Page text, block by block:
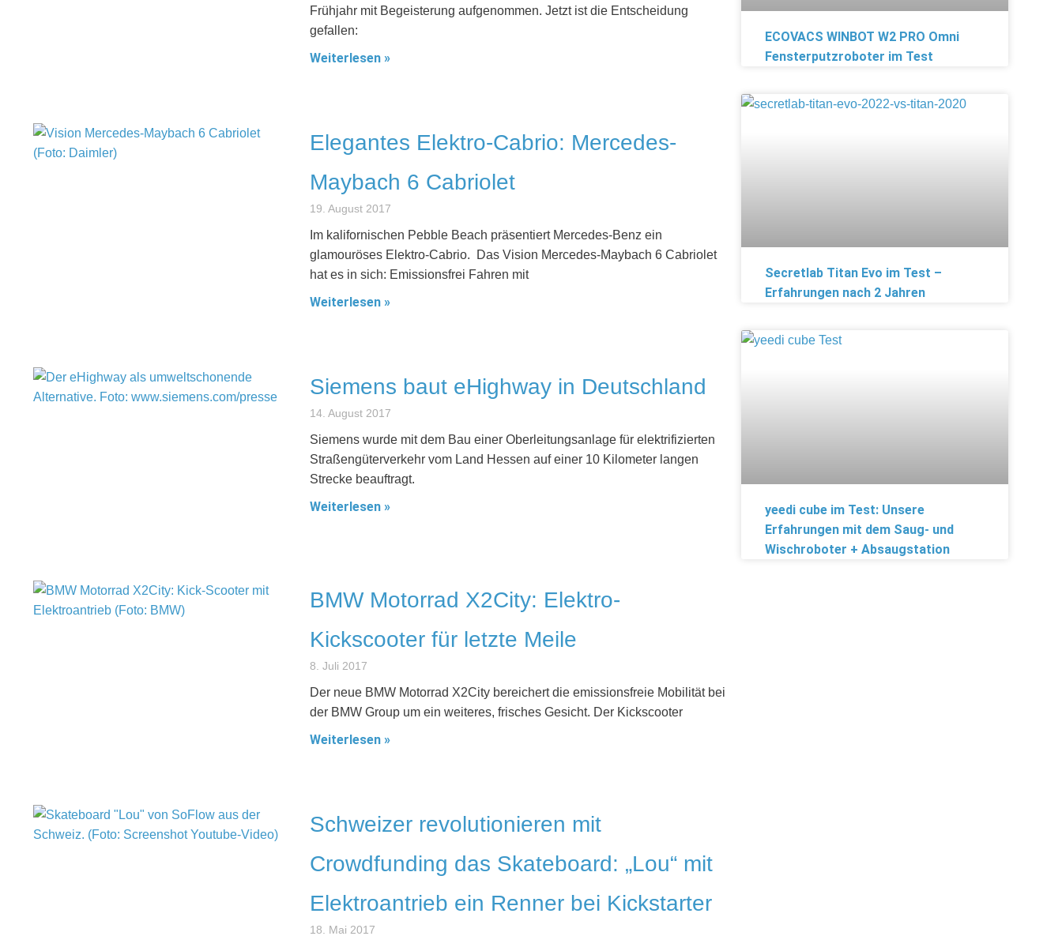
Frühjahr mit Begeisterung aufgenommen. Jetzt ist die Entscheidung
gefallen:
Weiterlesen »
Elegantes Elektro-Cabrio: Mercedes-
Maybach 6 Cabriolet
19. August 2017
Im kalifornischen Pebble Beach präsentiert Mercedes-Benz ein
glamouröses Elektro-Cabrio. Das Vision Mercedes-Maybach 6 Cabriolet
hat es in sich: Emissionsfrei Fahren mit
Weiterlesen »
Siemens baut eHighway in Deutschland
14. August 2017
Siemens wurde mit dem Bau einer Oberleitungsanlage für elektrifizierten
Straßengüterverkehr vom Land Hessen auf einer 10 Kilometer langen
Strecke beauftragt.
Weiterlesen »
BMW Motorrad X2City: Elektro-
Kickscooter für letzte Meile
8. Juli 2017
Der neue BMW Motorrad X2City bereichert die emissionsfreie Mobilität bei
der BMW Group um ein weiteres, frisches Gesicht. Der Kickscooter
Weiterlesen »
Schweizer revolutionieren mit
Crowdfunding das Skateboard: „Lou“ mit
Elektroantrieb ein Renner bei Kickstarter
18. Mai 2017
ECOVACS WINBOT W2 PRO Omni
Fensterputzroboter im Test
Secretlab Titan Evo im Test –
Erfahrungen nach 2 Jahren
yeedi cube im Test: Unsere
Erfahrungen mit dem Saug- und
Wischroboter + Absaugstation